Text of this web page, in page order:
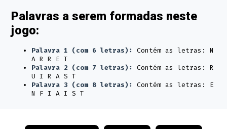
Palavras a serem formadas neste
jogo:
Palavra 1 (com 6 letras): Contém as letras: N
A R R E T
Palavra 2 (com 7 letras): Contém as letras: R
U I R A S T
Palavra 3 (com 8 letras): Contém as letras: E
N F I A I S T